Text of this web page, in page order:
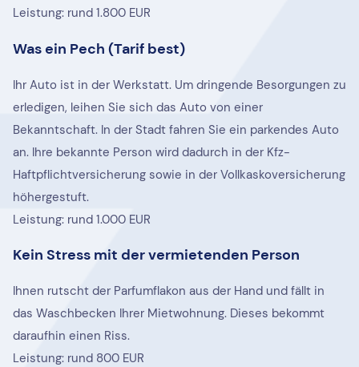
Leistung: rund 1.800 EUR
Was ein Pech (Tarif best)
Ihr Auto ist in der Werkstatt. Um dringende Besorgungen zu
erledigen, leihen Sie sich das Auto von einer
Bekanntschaft. In der Stadt fahren Sie ein parkendes Auto
an. Ihre bekannte Person wird dadurch in der Kfz-
Haftpflichtversicherung sowie in der Vollkaskoversicherung
höhergestuft.
Leistung: rund 1.000 EUR
Kein Stress mit der vermietenden Person
Ihnen rutscht der Parfumflakon aus der Hand und fällt in
das Waschbecken Ihrer Mietwohnung. Dieses bekommt
daraufhin einen Riss.
Leistung: rund 800 EUR